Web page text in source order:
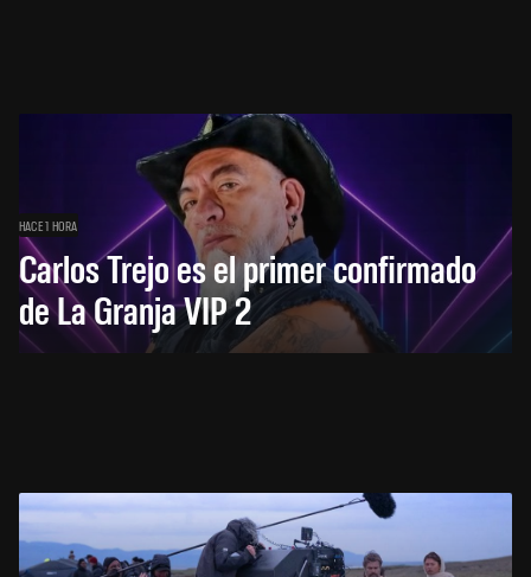
HACE 1 HORA
Carlos Trejo es el primer confirmado
de La Granja VIP 2